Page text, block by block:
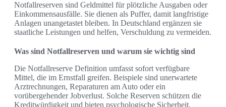
Notfallreserven sind Geldmittel für plötzliche Ausgaben oder
Einkommensausfälle. Sie dienen als Puffer, damit langfristige
Anlagen unangetastet bleiben. In Deutschland ergänzen sie
staatliche Leistungen und helfen, Verschuldung zu vermeiden.
Was sind Notfallreserven und warum sie wichtig sind
Die Notfallreserve Definition umfasst sofort verfügbare
Mittel, die im Ernstfall greifen. Beispiele sind unerwartete
Arztrechnungen, Reparaturen am Auto oder ein
vorübergehender Jobverlust. Solche Reserven schützen die
Kreditwürdigkeit und bieten psychologische Sicherheit.